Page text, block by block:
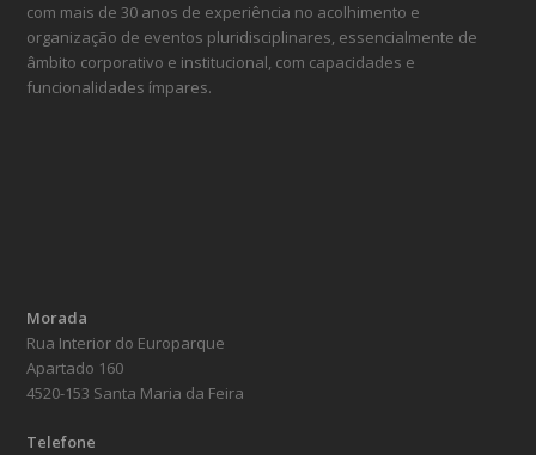
com mais de 30 anos de experiência no acolhimento e
organização de eventos pluridisciplinares, essencialmente de
âmbito corporativo e institucional, com capacidades e
funcionalidades ímpares.
Morada
Rua Interior do Europarque
Apartado 160
4520-153 Santa Maria da Feira
Telefone